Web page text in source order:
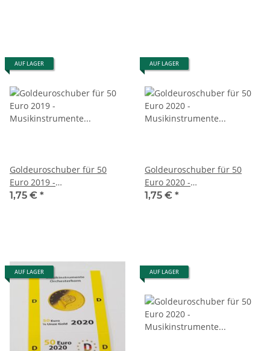
AUF LAGER
Goldeuroschuber für 50
Euro 2019 -
Musikinstrumente -
1,75 € *
AUF LAGER
Goldeuroschuber für 50
Euro 2020 -
Musikinstrumente -
1,75 € *
AUF LAGER AUF LAGER